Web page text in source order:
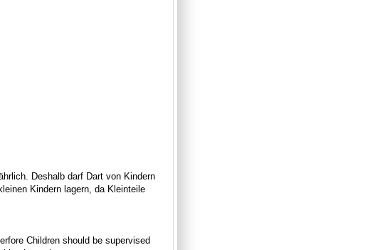
Deshalb darf Dart von Kindern
Kindern lagern, da Kleinteile
Children should be supervised